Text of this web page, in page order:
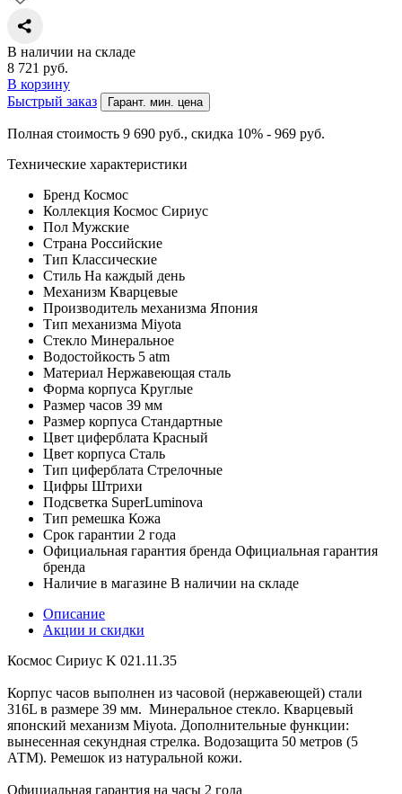
В наличии на складе
8 721 руб.
В корзину
Быстрый заказ
Гарант. мин. цена
Полная стоимость 9 690 руб., скидка 10% - 969 руб.
Технические характеристики
Бренд Космос
Коллекция Космос Сириус
Пол Мужские
Страна Российские
Тип Классические
Стиль На каждый день
Механизм Кварцевые
Производитель механизма Япония
Тип механизма Miyota
Стекло Минеральное
Водостойкость 5 atm
Материал Нержавеющая сталь
Форма корпуса Круглые
Размер часов 39 мм
Размер корпуса Стандартные
Цвет циферблата Красный
Цвет корпуса Сталь
Тип циферблата Стрелочные
Цифры Штрихи
Подсветка SuperLuminova
Тип ремешка Кожа
Срок гарантии 2 года
Официальная гарантия бренда Официальная гарантия
бренда
Наличие в магазине В наличии на складе
Описание
Акции и скидки
Космос Сириус K 021.11.35
Корпус часов выполнен из часовой (нержавеющей) стали
316L в размере 39 мм. Минеральное стекло. Кварцевый
японский механизм Miyota. Дополнительные функции:
вынесенная секундная стрелка. Водозащита 50 метров (5
АТМ). Ремешок из натуральной кожи.
Официальная гарантия на часы 2 года